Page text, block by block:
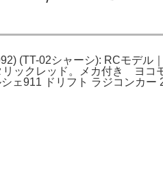
(TT-02シャーシ): RCモデル
リックレッド。メカ付き ヨ
ェ911 ドリフト ラジコンカー